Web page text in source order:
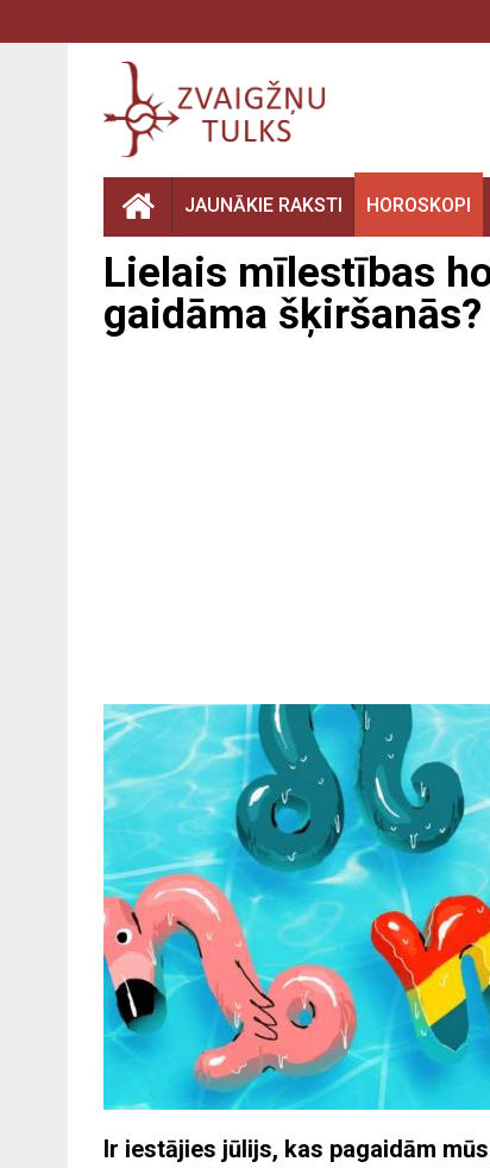
JAUNĀKIE RAKSTI HOROSKOPI
Lielais mīlestības
gaidāma šķiršanās?
Ir iestājies jūlijs, kas pagaidām